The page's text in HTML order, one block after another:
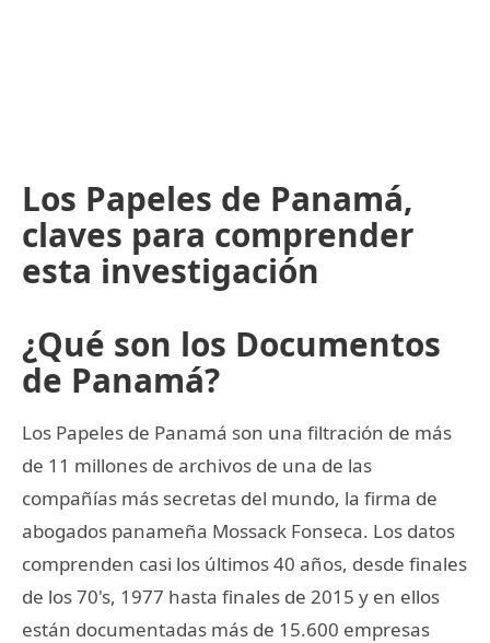
Los Papeles de Panamá,
claves para comprender
esta investigación
¿Qué son los Documentos
de Panamá?
Los Papeles de Panamá son una filtración de más
de 11 millones de archivos de una de las
compañías más secretas del mundo, la firma de
abogados panameña Mossack Fonseca. Los datos
comprenden casi los últimos 40 años, desde finales
de los 70's, 1977 hasta finales de 2015 y en ellos
están documentadas más de 15.600 empresas